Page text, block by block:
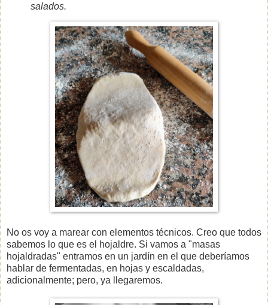
salados.
No os voy a marear con elementos técnicos. Creo que todos
sabemos lo que es el hojaldre. Si vamos a "masas
hojaldradas" entramos en un jardín en el que deberíamos
hablar de fermentadas, en hojas y escaldadas,
adicionalmente; pero, ya llegaremos.